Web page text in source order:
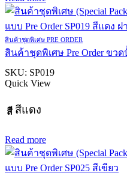
สินค้าชุดพิเศษ PRE ORDER
สินค้าชุดพิเศษ Pre Order ขว
SKU: SP019
Quick View
สี สีแดง
Read more